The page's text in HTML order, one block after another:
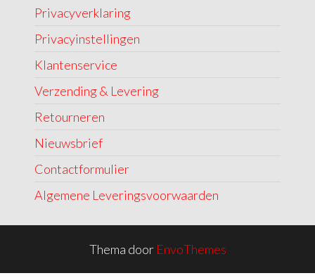
Privacyverklaring
Privacyinstellingen
Klantenservice
Verzending & Levering
Retourneren
Nieuwsbrief
Contactformulier
Algemene Leveringsvoorwaarden
Thema door EnvoThemes